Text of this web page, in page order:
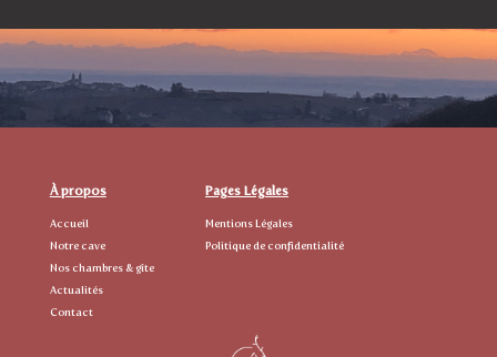
À propos
Accueil
Notre cave
Nos chambres & gîte
Actualités
Contact
Pages Légales
Mentions Légales
Politique de confidentialité